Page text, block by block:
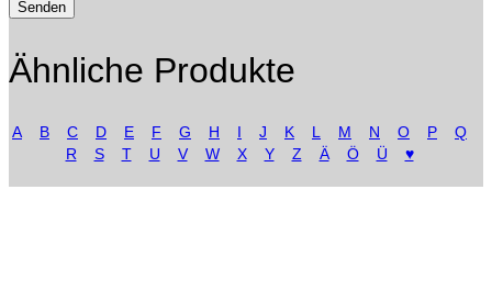
Ähnliche Produkte
A B C D E F G H I J K L M N O P
Q
R
S T U V W X Y Z Ä Ö Ü ♥